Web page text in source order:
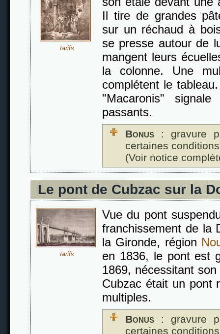
tarifs
Il tire de grandes
sur un réchaud à
se presse autour de
mangent leurs
la colonne. Une
complétent le
"Macaronis"
passants.
Bonus : gravure
certaines
(Voir notice
Le pont de Cubzac sur la
tarifs
Vue du pont
franchissement de la
la Gironde, région
en 1836, le pont est
1869, nécessitant
Cubzac était un pont
multiples.
Bonus : gravure
certaines